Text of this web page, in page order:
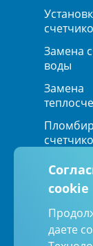
Замена
воды
Замена
cookie
даете